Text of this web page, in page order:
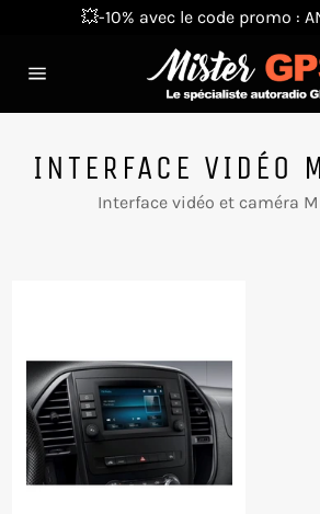
💥-10% avec le code promo :
INTERFACE VIDÉO
Interface vidéo et caméra